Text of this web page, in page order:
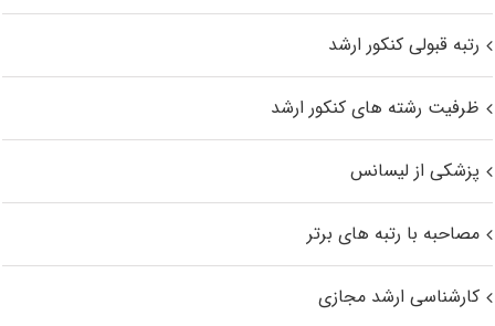
رتبه قبولی کنکور ارشد
ظرفیت رشته های کنکور ارشد
پزشکی از لیسانس
مصاحبه با رتبه های برتر
کارشناسی ارشد مجازی